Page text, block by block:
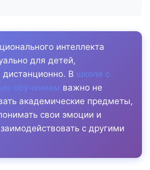
интеллекта
для детей,
В школе с
обучением важно не
академические предметы,
свои эмоции и
с другими